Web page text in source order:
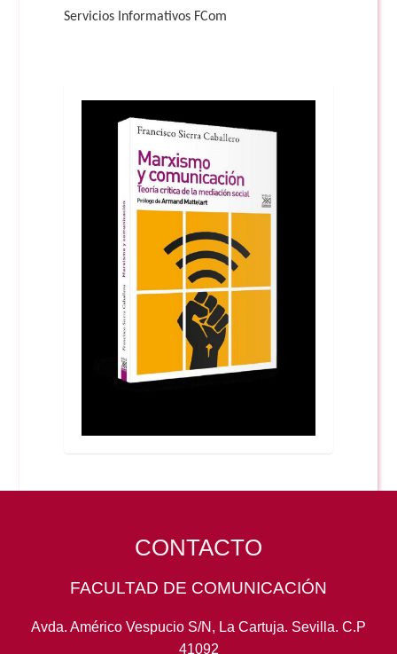
Servicios Informativos FCom
CONTACTO
FACULTAD DE COMUNICACIÓN
Avda. Américo Vespucio S/N, La Cartuja. Sevilla. C.P
41092